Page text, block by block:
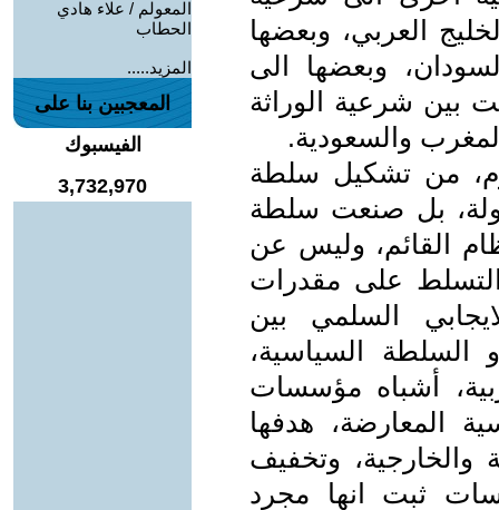
العربي، وبعضها
وبعضها الى
بين شرعية الوراثة
والسعودية.
من تشكيل سلطة
بل صنعت سلطة
القائم، وليس عن
التسلط على مقدرات
السلمي بين
السلطة السياسية،
أشباه مؤسسات
المعارضة، هدفها
والخارجية، وتخفيف
ثبت انها مجرد
المعولم / علاء هادي
الحطاب
المزيد.....
المعجبين بنا على
الفيسبوك
3,732,970